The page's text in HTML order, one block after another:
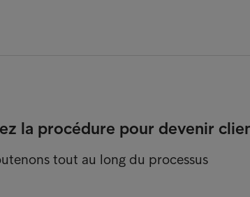
la procédure pour devenir
tout au long du processus